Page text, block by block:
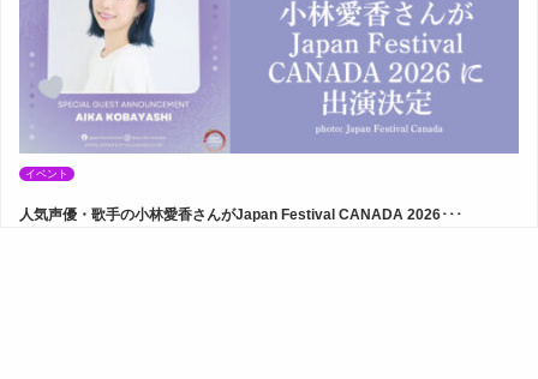
イベント
人気声優・歌手の小林愛香さんがJapan Festival CANADA 2026･･･